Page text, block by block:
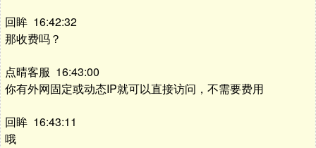
回眸 16:42:32
那收费吗？
点晴客服 16:43:00
你有外网固定或动态IP就可以直接访问，不需要费用
回眸 16:43:11
哦